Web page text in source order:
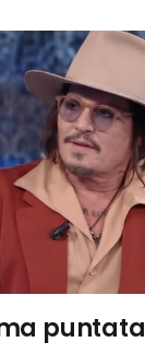
puntata